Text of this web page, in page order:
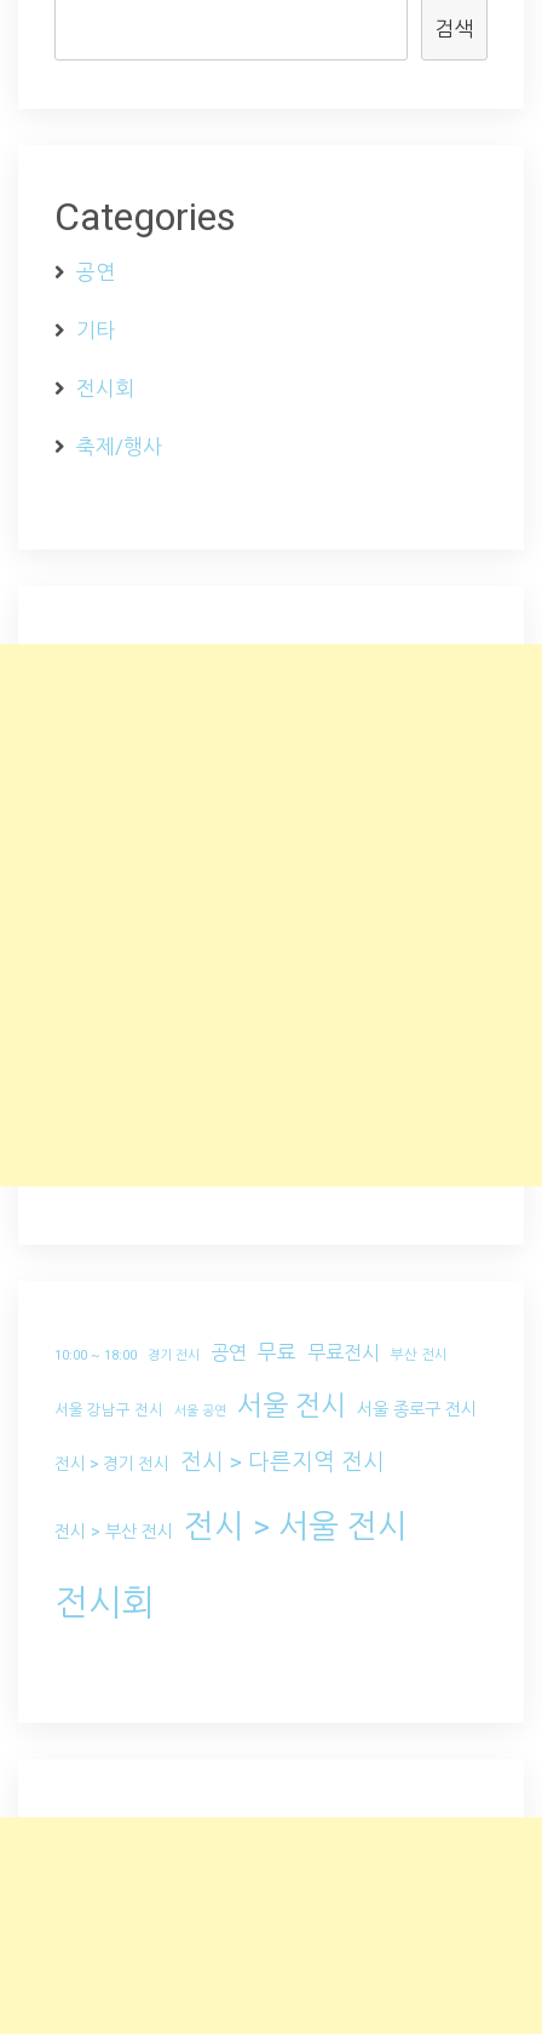
검색
Categories
공연
기타
전시회
축제/행사
10:00 ~ 18:00 경기 전시 공연 무료 무료전시 부산 전시
서울 강남구 전시 서울 공연 서울 전시 서울 종로구 전시
전시 > 경기 전시 전시 > 다른지역 전시
전시 > 부산 전시 전시 > 서울 전시
전시회